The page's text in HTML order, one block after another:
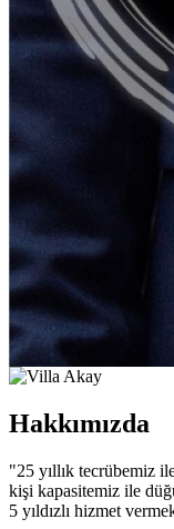
Hakkımızda
"25 yıllık tecrübemiz
kişi kapasitemiz ile
5 yıldızlı hizmet